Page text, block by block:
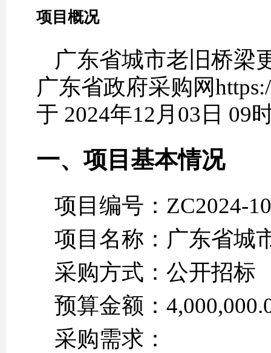
项目概况
广东省城市老旧桥梁
广东省政府采购网
于 2024年12月03日 09
一、项目基本情况
项目编号：ZC2024-
项目名称：广东省城
采购方式：公开招标
预算金额：
采购需求：